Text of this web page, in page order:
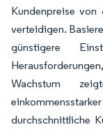
Kundenpreise
verteidigen.
günstigere
Wachstum
durchschnittliche